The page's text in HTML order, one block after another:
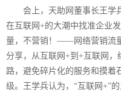
会上，天助网董事长王学
在互联网 +的大潮中找准企业
量，不营销！——网络营销流
分享，从互联网 +到 + 互联网，
路，避免碎片化的服务和摸着
级。王学兵认为，“互联网 +”